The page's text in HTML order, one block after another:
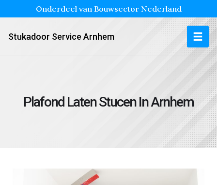
Onderdeel van Bouwsector Nederland
Stukadoor Service Arnhem
Plafond Laten Stucen In Arnhem